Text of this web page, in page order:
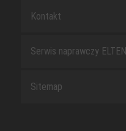
Kontakt
Serwis naprawczy ELTEN
Sitemap